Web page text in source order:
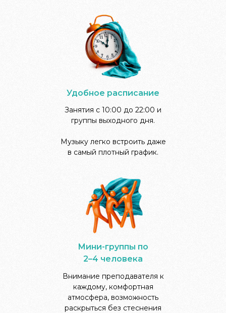
Занятия с 10:00 до 22:00 и
группы выходного дня.
Музыку легко встроить даже
в самый плотный график.
Внимание преподавателя к
каждому, комфортная
атмосфера, возможность
раскрыться без стеснения
Мини-группы по
2–4 человека
Удобное расписание